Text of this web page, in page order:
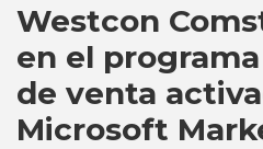
Westcon
en el
de venta
Microsoft